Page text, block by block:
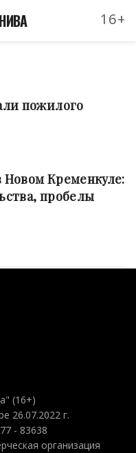
16+
пожилого
Кременкуле:
пробелы
(16+)
26.07.2022 г.
- 83638
организация